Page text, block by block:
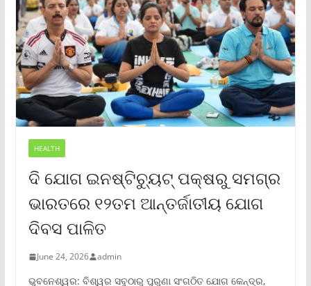
HEALTH
ଦି ଯୋଗ ଇନଷ୍ଟିଚ୍ୟୁଟ୍ ପକ୍ଷରୁ ସମଗ୍ର
ଭାରତରେ ୧୨ତମ ଆନ୍ତର୍ଜାତୀୟ ଯୋଗ
ଦିବସ ପାଳିତ
June 24, 2026 admin
ଭୁବନେଶ୍ୱର: ବିଶ୍ୱର ସବୁଠାରୁ ପୁରୁଣା ସଂଗଠିତ ଯୋଗ କେନ୍ଦ୍ର,